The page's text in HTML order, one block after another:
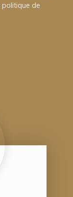
politique de